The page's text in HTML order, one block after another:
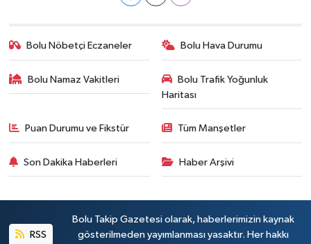
Bolu Nöbetçi Eczaneler Bolu Hava Durumu
Bolu Namaz Vakitleri
Bolu Trafik Yoğunluk
Haritası
Puan Durumu ve Fikstür Tüm Manşetler
Son Dakika Haberleri Haber Arşivi
RSS
Bolu Takip Gazetesi olarak, haberlerimizin kaynak
gösterilmeden yayımlanması yasaktır. Her hakkı